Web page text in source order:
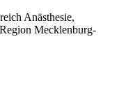
Anästhesie,
Mecklenburg-